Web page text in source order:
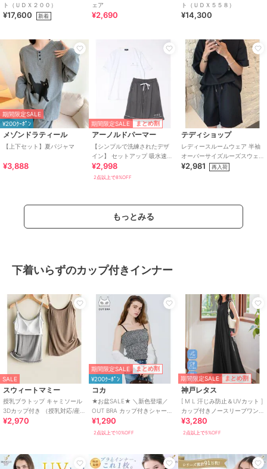
ト（ＵＤＸ２００）
¥17,600 新着
ェア
¥2,690
ト（ＵＤＸ５５８）
¥14,300
期間限定SALE
¥200ｸｰﾎﾟﾝ
メゾンドラティール
【上下セット】夏パジャマ
¥3,888
期間限定SALE まとめ割
アーノルドパーマー
【シンプルで洗練されたデザ
イン】 セットアップ 吸水速乾
半袖 Tシャツ×ハーフパンツ
¥2,998
2点以上で8%OFF
テディショップ
レディースルームウェア 半袖
オーバーサイズルーズスウェ
ットトップス+パンツセットア
¥2,981 再入荷
もっとみる
下着いらずのカップ付きインナー
SALE
スウィートマミー
授乳ブラトップ キャミソール
3Dカップ付き （授乳対応/産前
産後）
¥2,970
期間限定SALE まとめ割
¥200ｸｰﾎﾟﾝ
コカ
★お盆SALE★ ＼新色登場／
OUT BRA カップ付きシャーリ
ングキャミ 全7色
¥1,290
2点以上で10%OFF
期間限定SALE まとめ割
神戸レタス
[ M L 汗じみ防止＆UVカット ]
カップ付きノースリーブワン
ピース [E3519]
¥3,280
2点以上で5%OFF